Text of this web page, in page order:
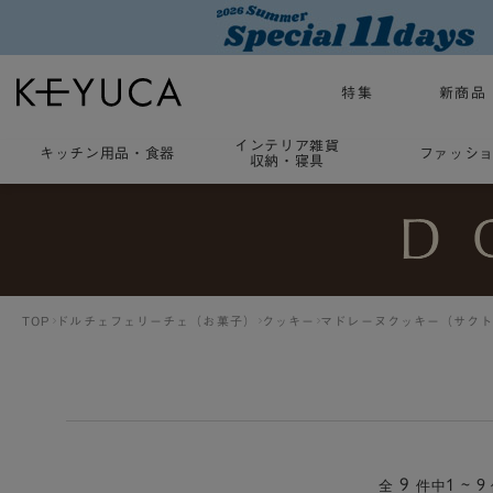
特集 新商品
キッチン用品 ・ 食器
インテリア雑貨
収納・寝具
ファッシ
TOP ドルチェフェリーチェ（お菓子） クッキー マドレーヌクッキー（サク
全 9 件中1 ~ 9